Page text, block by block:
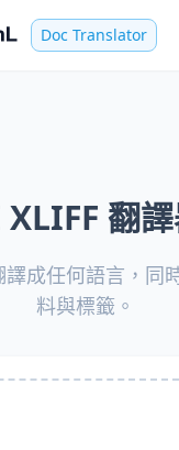
Doc Translator
翻
譯成任何語言，同
料與標籤。